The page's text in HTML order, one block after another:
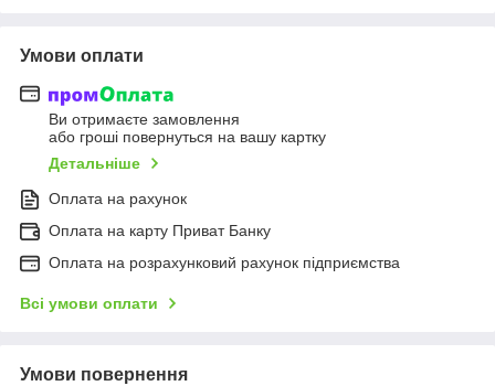
Умови оплати
Ви отримаєте замовлення
або гроші повернуться на вашу картку
Детальніше
Оплата на рахунок
Оплата на карту Приват Банку
Оплата на розрахунковий рахунок підприємства
Всі умови оплати
Умови повернення